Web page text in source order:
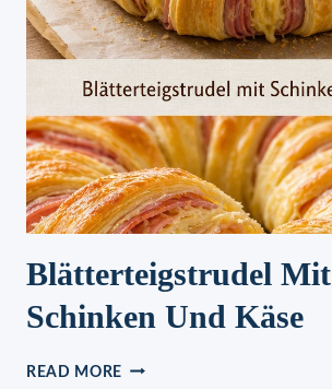
Blätterteigstrudel Mit
Schinken Und Käse
READ MORE BLÄTTERTEIGSTRUDEL